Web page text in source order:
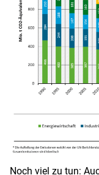
Noch viel zu tun: